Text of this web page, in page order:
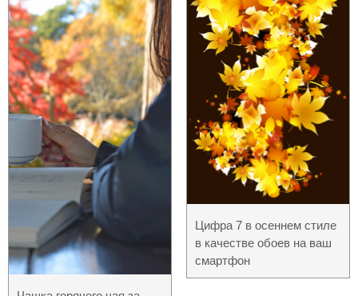
Цифра 7 в осеннем стиле
в качестве обоев на ваш
смартфон